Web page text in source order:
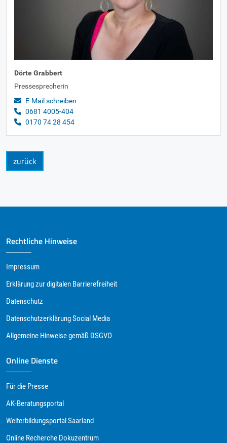
Dörte Grabbert
Pressesprecherin
E-Mail schreiben
0681 4005-404
0170 74 28 454
zurück
Rechtliche Hinweise
Impressum
Erklärung zur digitalen Barrierefreiheit
Datenschutz
Datenschutzerklärung Social Media
Allgemeine Hinweise gemäß DSGVO
Online Dienste
Für die Presse
AK-Beratungsportal
Weiterbildungsportal Saarland
Online Recherche Dokuzentrum